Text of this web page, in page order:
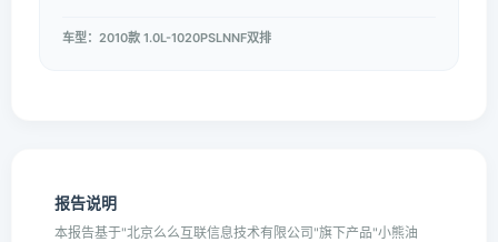
车型：2010款 1.0L-1020PSLNNF双排
报告说明
本报告基于"北京么么互联信息技术有限公司"旗下产品"小熊油